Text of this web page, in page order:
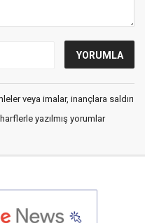
veya imalar, inançlara saldırı
yazılmış yorumlar